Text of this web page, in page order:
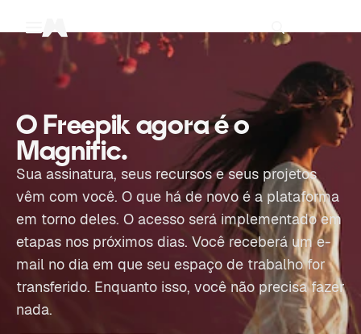
Toggle menu
Magnific
O Freepik agora é o
Magnific.
Sua assinatura, seus recursos e seus projetos
vêm com você. O que há de novo é a plataforma
em torno deles. O acesso será implementado em
etapas nos próximos dias. Você receberá um e-
mail no dia em que seu espaço de trabalho for
transferido. Enquanto isso, você não precisa fazer
nada.